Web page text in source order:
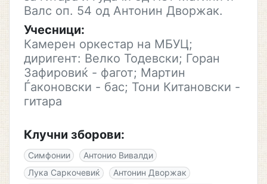
Валс оп. 54 од Антонин Дворжак.
Учесници:
Камерен оркестар на МБУЦ;
диригент: Велко Тодевски; Горан
Зафировиќ - фагот; Мартин
Ѓаконовски - бас; Тони Китановски -
гитара
Клучни зборови:
Симфонии
Антонио Вивалди
Лука Саркочевиќ
Антонин Дворжак